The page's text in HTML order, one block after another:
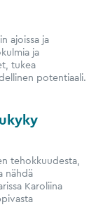
ajoissa ja
ja
tukea
potentiaali.
tehokkuudesta,
nähdä
Karoliina